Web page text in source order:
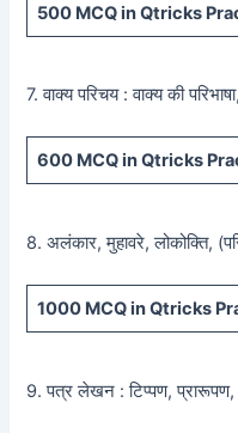
500 MCQ in Qtricks
7. वाक्य परिचय : वाक्य की
600 MCQ in Qtricks
8. अलंकार, मुहावरे, लोकोक्ति,
1000 MCQin Qtricks
9. पत्र लेखन : टिप्पण, प्रारूपण,